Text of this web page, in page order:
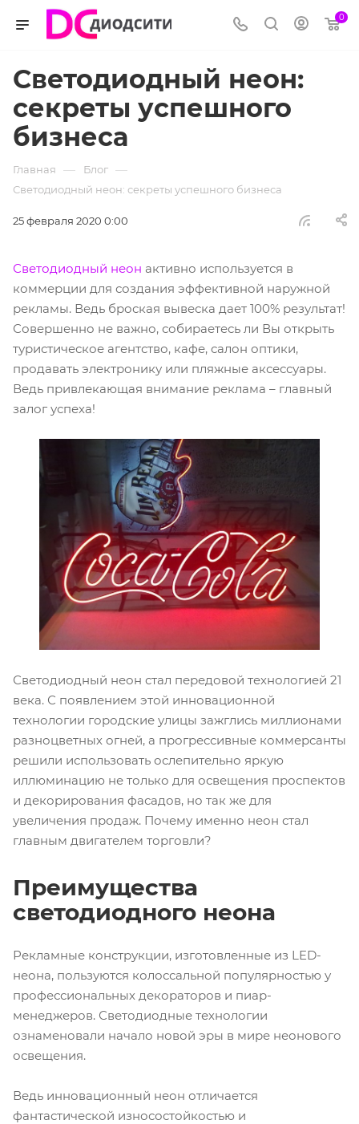
0
Светодиодный неон:
секреты успешного
бизнеса
Главная — Блог —
Светодиодный неон: секреты успешного бизнеса
25 февраля 2020 0:00
Светодиодный неон активно используется в
коммерции для создания эффективной наружной
рекламы. Ведь броская вывеска дает 100% результат!
Совершенно не важно, собираетесь ли Вы открыть
туристическое агентство, кафе, салон оптики,
продавать электронику или пляжные аксессуары.
Ведь привлекающая внимание реклама – главный
залог успеха!
Светодиодный неон стал передовой технологией 21
века. С появлением этой инновационной
технологии городские улицы зажглись миллионами
разноцветных огней, а прогрессивные коммерсанты
решили использовать ослепительно яркую
иллюминацию не только для освещения проспектов
и декорирования фасадов, но так же для
увеличения продаж. Почему именно неон стал
главным двигателем торговли?
Преимущества
светодиодного неона
Рекламные конструкции, изготовленные из LED-
неона, пользуются колоссальной популярностью у
профессиональных декораторов и пиар-
менеджеров. Светодиодные технологии
ознаменовали начало новой эры в мире неонового
освещения.
Ведь инновационный неон отличается
фантастической износостойкостью и